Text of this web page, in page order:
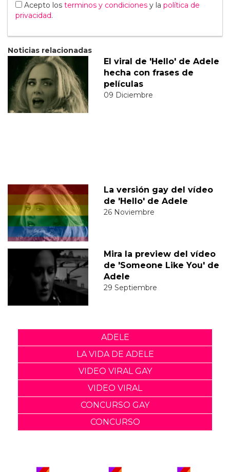
Acepto los terminos y condiciones y la política de
privacidad.
Noticias relacionadas
El viral de 'Hello' de Adele
hecha con frases de
películas
09 Diciembre
La versión gay del vídeo
de 'Hello' de Adele
26 Noviembre
Mira la preview del vídeo
de 'Someone Like You' de
Adele
29 Septiembre
ADELE
LA VIDA DE ADELE
VIDEO VIRAL GAY
VIDEO VIRAL
CONCURSO GAY
CONCURSO